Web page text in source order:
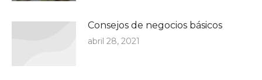
Consejos de negocios básicos
abril 28, 2021